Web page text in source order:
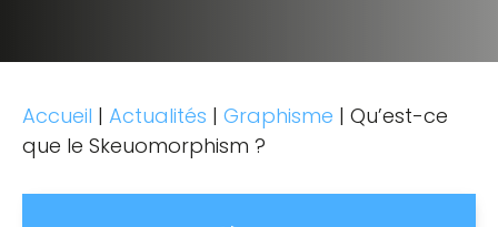
Accueil | Actualités | Graphisme | Qu’est-ce
que le Skeuomorphism ?